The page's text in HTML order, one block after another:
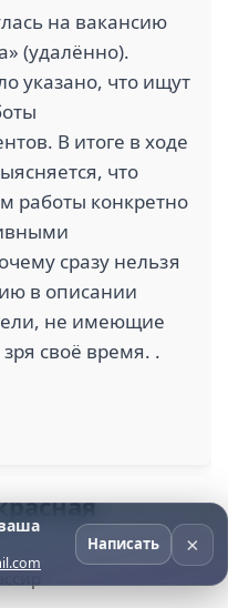
на вакансию
(удалённо).
указано, что ищут
В итоге в ходе
что
работы конкретно
сразу нельзя
в описании
не имеющие
своё время. .
Написать ×